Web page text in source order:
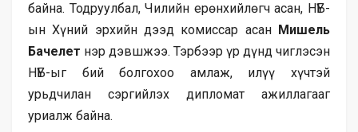
байна. Тодруулбал, Чилийн ерөнхийлөгч асан, НҮБ-
ын Хүний эрхийн дээд комиссар асан Мишель
Бачелет нэр дэвшжээ. Тэрбээр үр дүнд чиглэсэн
НҮБ-ыг бий болгохоо амлаж, илүү хүчтэй
урьдчилан сэргийлэх дипломат ажиллагааг
уриалж байна.